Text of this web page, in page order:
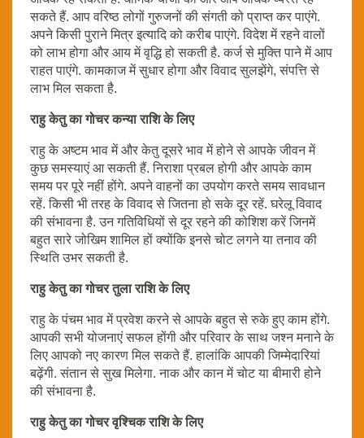
सकते हैं. आप वरिष्ठ लोगों गुरुजनों की संगती को प्राप्त कर पाएंगे.
अपने किसी पुराने मित्र इत्यादि को करीब पाएंगे. विदेश में रहने वालों
को लाभ होगा और आय में वृद्धि हो सकती है. कर्ज से मुक्ति पाने में आप
राहत पाएंगे. कामकाज में सुधार होगा और विवाद सुलझेंगे, संपत्ति से
लाभ मिल सकता है.
राहु केतु का गोचर कन्या राशि के लिए
राहु के अष्टम भाव में और केतु दूसरे भाव में होने से आपके जीवन में
कुछ समस्याएं आ सकती हैं. निराशा प्रबल होगी और आपके काम
समय पर पूरे नहीं होंगे. अपने वाहनों का उपयोग करते समय सावधान
रहें. किसी भी तरह के विवाद से जितना हो सके दूर रहें. घरेलू विवाद
की संभावना है. उन गतिविधियों से दूर रहने की कोशिश करें जिनमें
बहुत सारे जोखिम शामिल हों क्योंकि इनसे चोट लगने या तनाव की
स्थिति उभर सकती है.
राहु केतु का गोचर तुला राशि के लिए
राहु के पंचम भाव में प्रवेश करने से आपके बहुत से रुके हुए काम होंगे.
आपकी सभी योजनाएं सफल होंगी और परिवार के साथ जश्न मनाने के
लिए आपको नए कारण मिल सकते हैं. हालांकि आपकी जिम्मेदारियां
बढ़ेंगी. संतान से सुख मिलेगा. नाक और कान में चोट या बीमारी होने
की संभावना है.
राहु केतु का गोचर वृश्चिक राशि के लिए